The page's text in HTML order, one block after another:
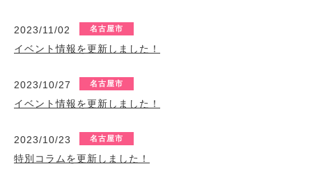
2023/11/02 名古屋市
イベント情報を更新しました！
2023/10/27 名古屋市
イベント情報を更新しました！
2023/10/23 名古屋市
特別コラムを更新しました！